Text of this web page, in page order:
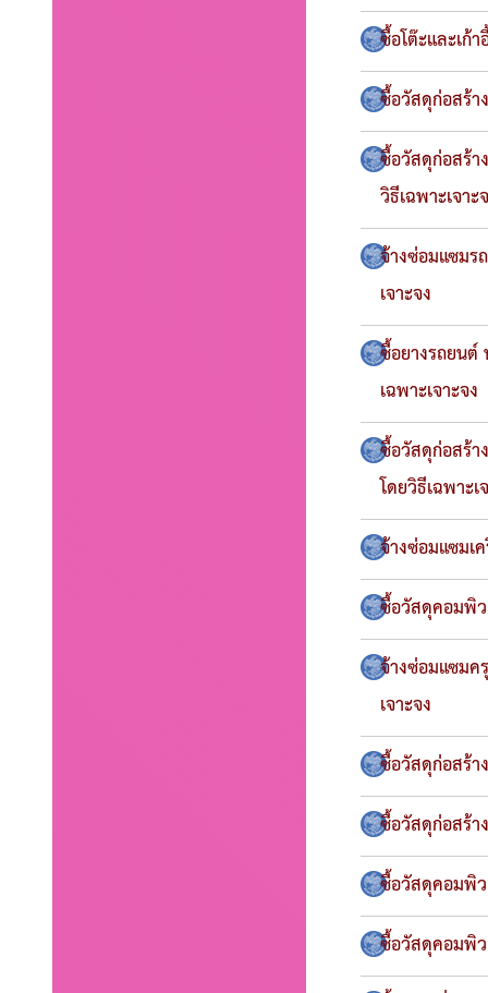
ซื้อโต๊ะและเก้
ซื้อวัสดุก่อสร้า
ซื้อวัสดุก่อสร้า
วิธีเฉพาะเจาะ
จ้างซ่อมแซมร
เจาะจง
ซื้อยางรถยน
เฉพาะเจาะจง
ซื้อวัสดุก่อสร้า
โดยวิธีเฉพาะเ
จ้างซ่อมแซมเ
ซื้อวัสดุคอมพิว
จ้างซ่อมแซมค
เจาะจง
ซื้อวัสดุก่อสร้า
ซื้อวัสดุก่อสร้า
ซื้อวัสดุคอมพิว
ซื้อวัสดุคอมพิว